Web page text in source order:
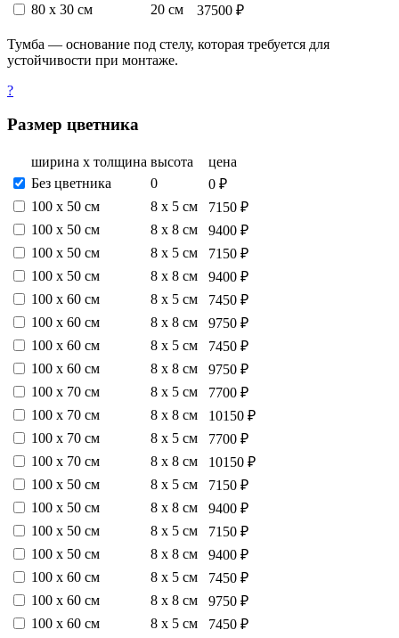
80 х 30 см
20 см 37500 ₽
Тумба — основание под стелу, которая требуется для
устойчивости при монтаже.
?
Размер цветника
ширина х толщина высота
цена
Без цветника
0
0 ₽
100 х 50 см
8 х 5 см
7150 ₽
100 х 50 см
8 х 8 см
9400 ₽
100 х 50 см
8 х 5 см
7150 ₽
100 х 50 см
8 х 8 см
9400 ₽
100 х 60 см
8 х 5 см
7450 ₽
100 х 60 см
8 х 8 см
9750 ₽
100 х 60 см
8 х 5 см
7450 ₽
100 х 60 см
8 х 8 см
9750 ₽
100 х 70 см
8 х 5 см
7700 ₽
100 х 70 см
8 х 8 см
10150 ₽
100 х 70 см
8 х 5 см
7700 ₽
100 х 70 см
8 х 8 см
10150 ₽
100 х 50 см
8 х 5 см
7150 ₽
100 х 50 см
8 х 8 см
9400 ₽
100 х 50 см
8 х 5 см
7150 ₽
100 х 50 см
8 х 8 см
9400 ₽
100 х 60 см
8 х 5 см
7450 ₽
100 х 60 см
8 х 8 см
9750 ₽
100 х 60 см
8 х 5 см
7450 ₽